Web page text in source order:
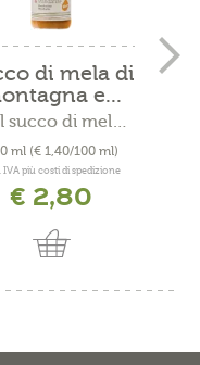
di mela di
e...
Kohl succo di mela di montagna
ml (€ 1,40/100 ml)
IVA più costi di spedizione
€ 2,80